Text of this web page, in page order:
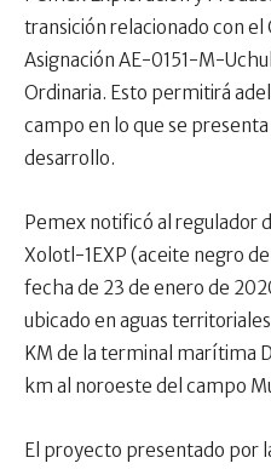
transición relacionado con el
Asignación AE-0151-M-
Ordinaria. Esto permitirá
campo en lo que se
desarrollo.
Pemex notificó al regulador
Xolotl-1EXP (aceite negro
fecha de 23 de enero de
ubicado en aguas
KM de la terminal marítima
km al noroeste del campo
El proyecto presentado por